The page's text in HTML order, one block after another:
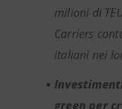
milioni di
Carriers
italiani nei
green per